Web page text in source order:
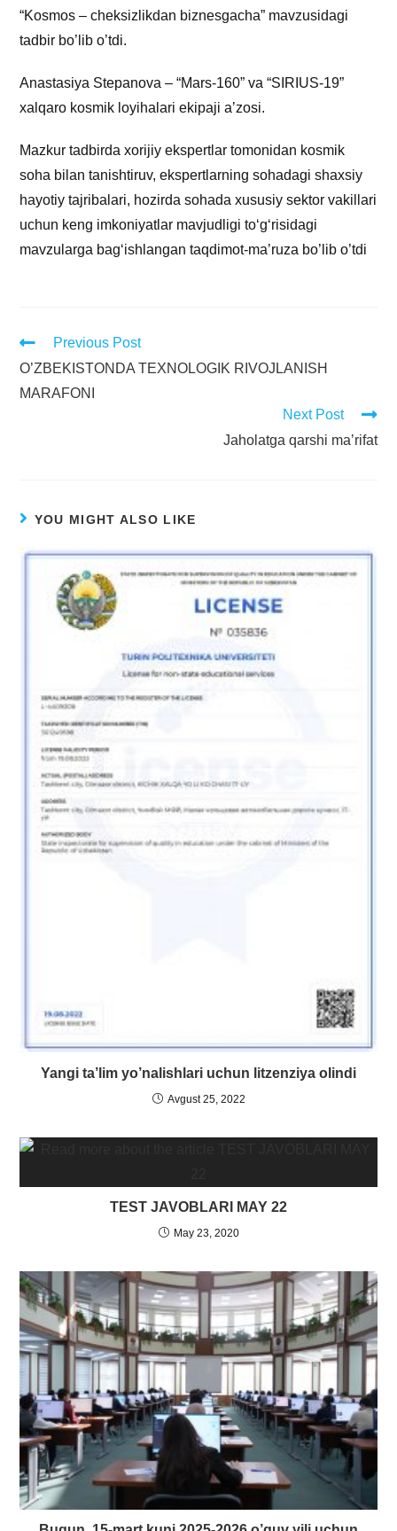
“Kosmos – cheksizlikdan biznesgacha” mavzusidagi
tadbir bo’lib o’tdi.
Anastasiya Stepanova – “Mars-160” va “SIRIUS-19”
xalqaro kosmik loyihalari ekipaji aʼzosi.
Mazkur tadbirda xorijiy ekspertlar tomonidan kosmik
soha bilan tanishtiruv, ekspertlarning sohadagi shaxsiy
hayotiy tajribalari, hozirda sohada xususiy sektor vakillari
uchun keng imkoniyatlar mavjudligi to‘g‘risidagi
mavzularga bag‘ishlangan taqdimot-maʼruza bo’lib o’tdi
Previous Post
O’ZBEKISTONDA TEXNOLOGIK RIVOJLANISH
MARAFONI
Next Post
Jaholatga qarshi maʼrifat
YOU MIGHT ALSO LIKE
Yangi ta’lim yo’nalishlari uchun litzenziya olindi
Avgust 25, 2022
TEST JAVOBLARI MAY 22
May 23, 2020